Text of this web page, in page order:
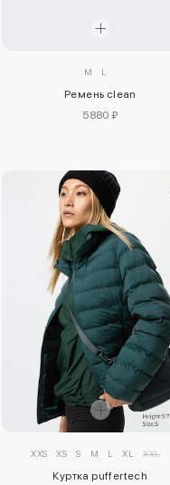
M L
Ремень clean
5880 ₽
XXS XS S M L XL XXL
Куртка puffertech